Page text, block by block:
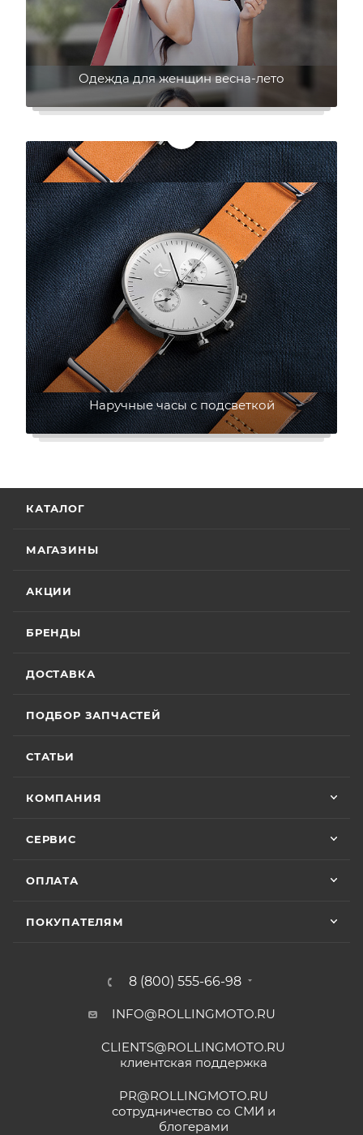
Одежда для женщин весна-лето
Наручные часы с подсветкой
КАТАЛОГ
МАГАЗИНЫ
АКЦИИ
БРЕНДЫ
ДОСТАВКА
ПОДБОР ЗАПЧАСТЕЙ
СТАТЬИ
КОМПАНИЯ
СЕРВИС
ОПЛАТА
ПОКУПАТЕЛЯМ
8 (800) 555-66-98
INFO@ROLLINGMOTO.RU
CLIENTS@ROLLINGMOTO.RU
клиентская поддержка
PR@ROLLINGMOTO.RU
сотрудничество со СМИ и
блогерами